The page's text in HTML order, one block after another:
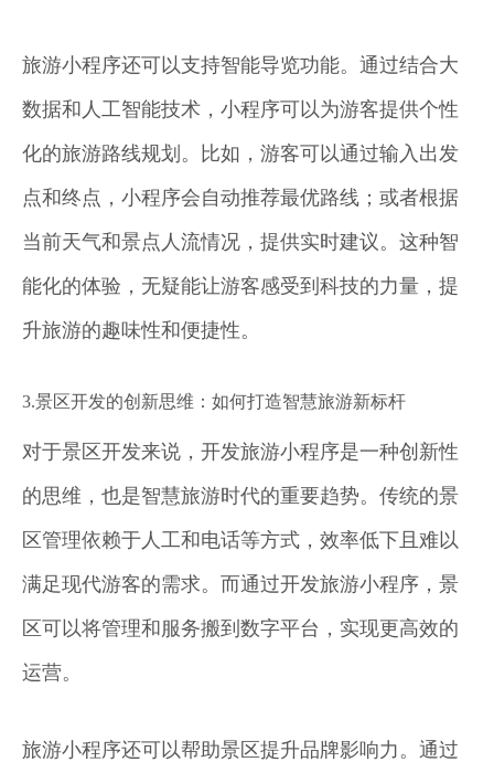
旅游小程序还可以支持智能导览功能。通过结合大
数据和人工智能技术，小程序可以为游客提供个性
化的旅游路线规划。比如，游客可以通过输入出发
点和终点，小程序会自动推荐最优路线；或者根据
当前天气和景点人流情况，提供实时建议。这种智
能化的体验，无疑能让游客感受到科技的力量，提
升旅游的趣味性和便捷性。
3.景区开发的创新思维：如何打造智慧旅游新标杆
对于景区开发来说，开发旅游小程序是一种创新性
的思维，也是智慧旅游时代的重要趋势。传统的景
区管理依赖于人工和电话等方式，效率低下且难以
满足现代游客的需求。而通过开发旅游小程序，景
区可以将管理和服务搬到数字平台，实现更高效的
运营。
旅游小程序还可以帮助景区提升品牌影响力。通过